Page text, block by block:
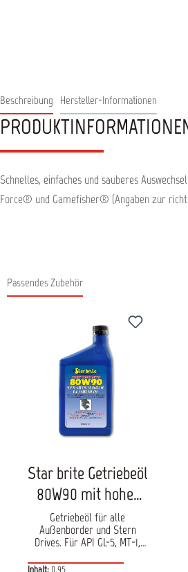
Beschreibung Hersteller-Informationen
Schnelles, einfaches und sauberes
Force® und Gamefisher® (Angaben zur
Passendes Zubehör
Star brite Getriebeöl
80W90 mit hoher
Viskosität
Getriebeöl für alle
Außenborder und Stern
Drives. Für API GL-5, MT-1,
Speziell ausgewählten
Inhalt: 0.95